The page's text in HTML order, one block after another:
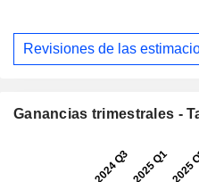
Revisiones de las
Ganancias trimestrales -